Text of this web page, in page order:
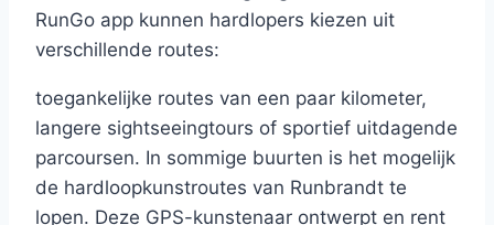
RunGo app kunnen hardlopers kiezen uit
verschillende routes:
toegankelijke routes van een paar kilometer,
langere sightseeingtours of sportief uitdagende
parcoursen. In sommige buurten is het mogelijk
de hardloopkunstroutes van Runbrandt te
lopen. Deze GPS-kunstenaar ontwerpt en rent